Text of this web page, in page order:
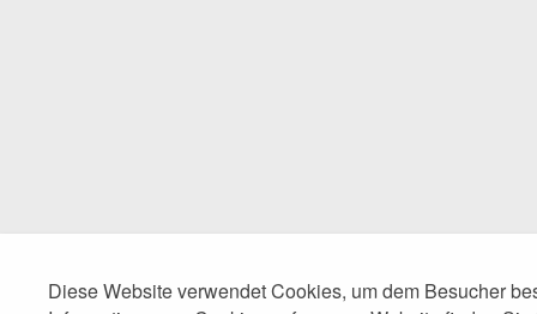
Diese Website verwendet Cookies, um dem Besucher